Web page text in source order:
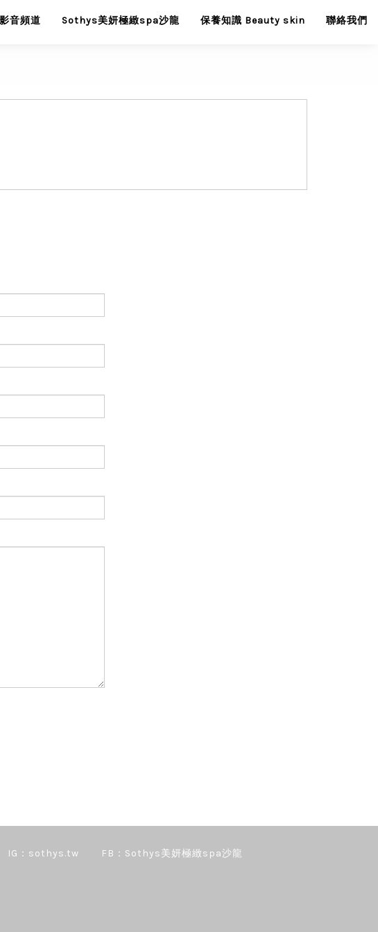
音頻道 Sothys美妍極緻spa沙龍 保養知識 Beauty skin 聯絡我們
IG：sothys.tw
FB：Sothys美妍極緻spa沙龍